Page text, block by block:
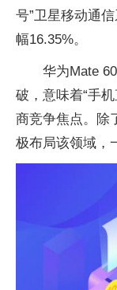
号”卫星移动通
幅16.35%。
华为Mate
破，意味着“手
商竞争焦点。除
极布局该领域，